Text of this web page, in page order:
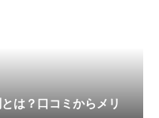
は？口コミからメリ